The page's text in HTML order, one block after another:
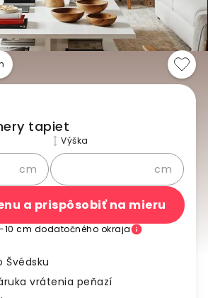
tapiet
cm
Výška
cm
a prispôsobiť na mieru
10 cm dodatočného okraja
Švédsku
vrátenia peňazí